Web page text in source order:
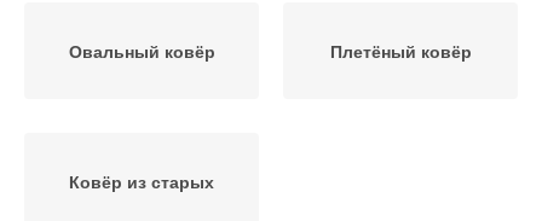
Овальный ковёр Плетёный ковёр
Ковёр из старых